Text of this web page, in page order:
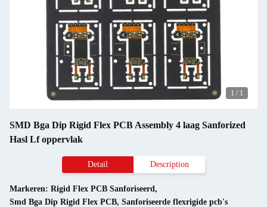
1 / 1
SMD Bga Dip Rigid Flex PCB Assembly 4 laag Sanforized
Hasl Lf oppervlak
Detail Description
Markeren: Rigid Flex PCB Sanforiseerd,
Smd Bga Dip Rigid Flex PCB, Sanforiseerde flexrigide pcb's